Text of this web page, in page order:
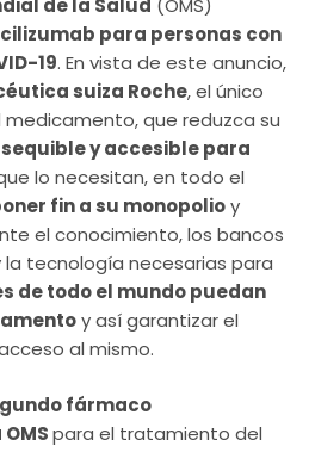
de la Salud (OMS)
para personas con
19. En vista de este anuncio,
suiza Roche, el único
que reduzca su
y accesible para
lo necesitan, en todo el
fin a su monopolioy
el conocimiento, los bancos
tecnología necesarias para
de todo el mundo puedan
y así garantizar el
al mismo.
fármaco
para el tratamiento del